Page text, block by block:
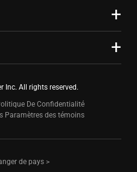
Inc. All rights reserved.
De Confidentialité
Paramètres des témoins
de pays >